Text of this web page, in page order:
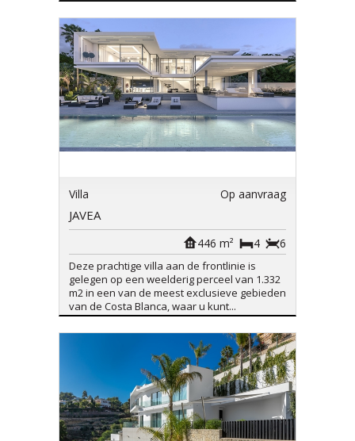
Villa Op aanvraag
JAVEA
6
4
446 m²
Deze prachtige villa aan de frontlinie is
gelegen op een weelderig perceel van 1.332
m2 in een van de meest exclusieve gebieden
van de Costa Blanca, waar u kunt...